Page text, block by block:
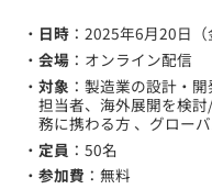
日時：2025年6月20日
会場：オンライン配信
対象 ：製造業の設計・
担当者、海外展開を検
務に携わる方 、グロー
定員 ：50名
参加費 ：無料